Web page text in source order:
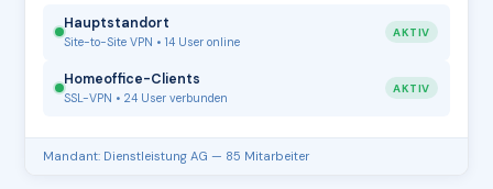
Hauptstandort
Site-to-Site VPN • 14 User online
AKTIV
Homeoffice-Clients
SSL-VPN • 24 User verbunden
AKTIV
Mandant: Dienstleistung AG — 85 Mitarbeiter